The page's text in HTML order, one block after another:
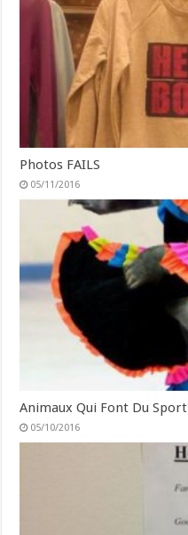
Photos FAILS
05/11/2016
Animaux Qui Font Du Sport
05/10/2016